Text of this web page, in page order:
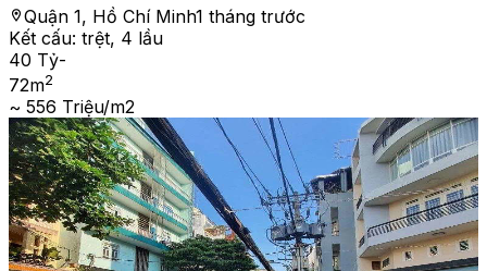
Quận 1, Hồ Chí Minh1 tháng trước
Kết cấu: trệt, 4 lầu
40 Tỷ-
72m2
~ 556 Triệu/m2